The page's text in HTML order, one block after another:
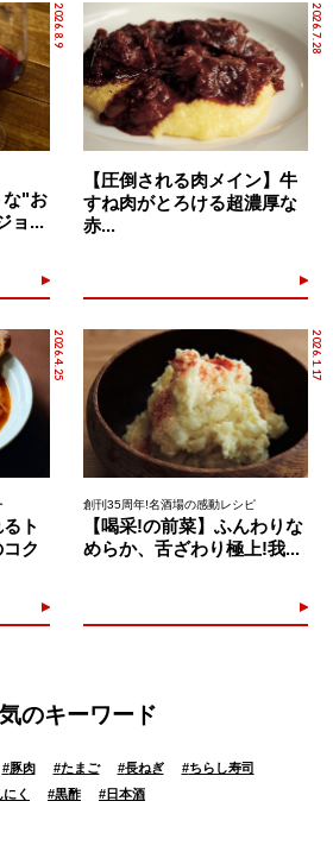
2026.8.9
な"お
ョ...
2026.7.28
【圧倒される肉メイン】牛
すね肉がとろける超濃厚な
赤...
2026.4.25
ト
ク
2026.1.17
創刊35周年!名酒場の感動レシピ
【喝采!の前菜】ふんわりな
めらか、舌ざわり極上!我...
のキーワード
#豚肉 #たまご #長ねぎ #ちらし寿司
にく #黒酢 #日本酒